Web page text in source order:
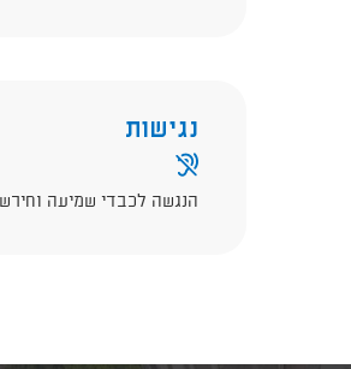
נגישות
הנגשה לכבדי שמיעה